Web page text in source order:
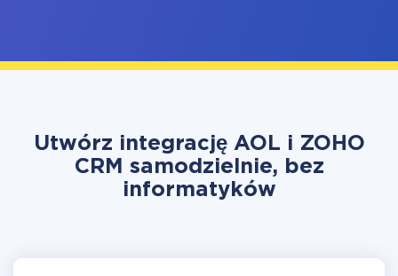
Utwórz integrację AOL i ZOHO
CRM samodzielnie, bez
informatyków